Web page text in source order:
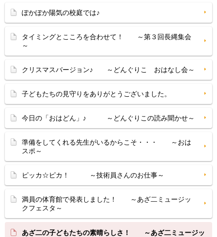
ぽかぽか陽気の校庭では♪
タイミングとこころを合わせて！ ～第３回長縄集会
～
クリスマスバージョン♪ ～どんぐりこ おはなし会～
子どもたちの見守りをありがとうございました。
今日の「おはどん」♪ ～どんぐりこの読み聞かせ～
準備をしてくれる先生がいるからこそ・・・ ～おは
スポ～
ピッカ☆ピカ！ ～技術員さんのお仕事～
満員の体育館で発表しました！ ～あざ二ミュージッ
クフェスタ～
あざ二の子どもたちの素晴らしさ！ ～あざ二ミュージッ